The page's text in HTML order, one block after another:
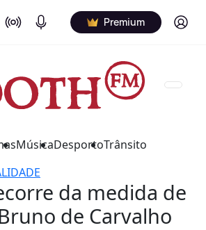
On Air Podcasts Premium Log in
MúsicaDesportoTrânsito
da medida de
de Carvalho